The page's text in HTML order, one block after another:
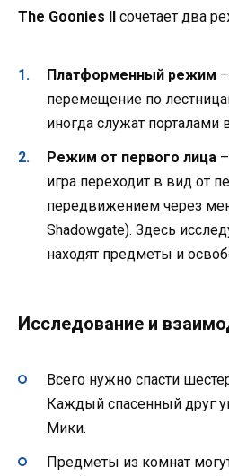
The Goonies II сочетает два
Платформенный режим
перемещение по
иногда служат порталами
Режим от первого лица
игра переходит в вид от
передвижением через
Shadowgate). Здесь
находят предметы и
Исследование и
Всего нужно спасти
Каждый спасенный друг
Мики.
Предметы из комнат